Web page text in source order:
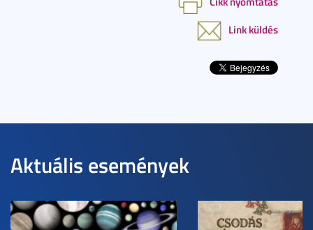
Link küldés
Aktuális események